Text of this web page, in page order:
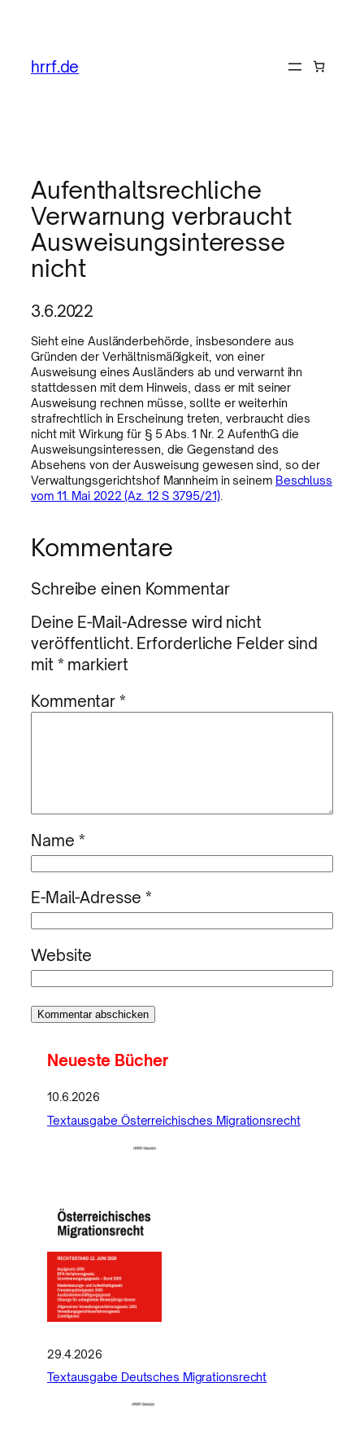
hrrf.de
Aufenthaltsrechliche
Verwarnung verbraucht
Ausweisungsinteresse
nicht
3.6.2022
Sieht eine Ausländerbehörde, insbesondere aus
Gründen der Verhältnismäßigkeit, von einer
Ausweisung eines Ausländers ab und verwarnt ihn
stattdessen mit dem Hinweis, dass er mit seiner
Ausweisung rechnen müsse, sollte er weiterhin
strafrechtlich in Erscheinung treten, verbraucht dies
nicht mit Wirkung für § 5 Abs. 1 Nr. 2 AufenthG die
Ausweisungsinteressen, die Gegenstand des
Absehens von der Ausweisung gewesen sind, so der
Verwaltungsgerichtshof Mannheim in seinem Beschluss
vom 11. Mai 2022 (Az. 12 S 3795/21).
Kommentare
Schreibe einen Kommentar
Deine E-Mail-Adresse wird nicht
veröffentlicht. Erforderliche Felder sind
mit * markiert
Kommentar*
Name *
E-Mail-Adresse *
Website
Neueste Bücher
10.6.2026
Textausgabe Österreichisches Migrationsrecht
29.4.2026
Textausgabe Deutsches Migrationsrecht